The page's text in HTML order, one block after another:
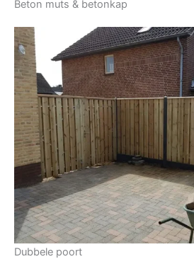
Beton muts & betonkap
Dubbele poort